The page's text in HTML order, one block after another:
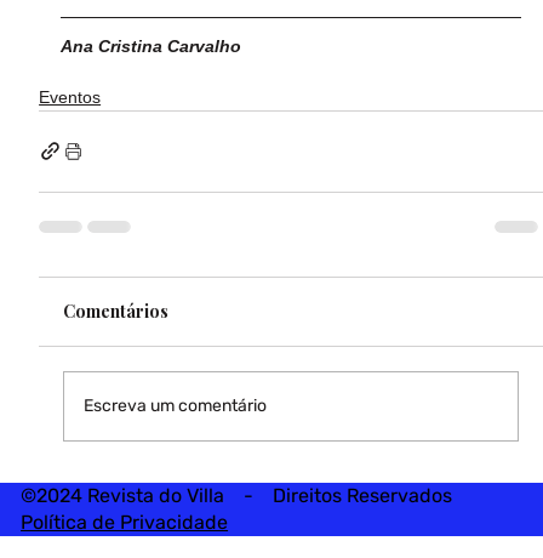
Ana Cristina Carvalho
Eventos
Comentários
Escreva um comentário
©2024 Revista do Villa - Direitos Reservados
Política de Privacidade